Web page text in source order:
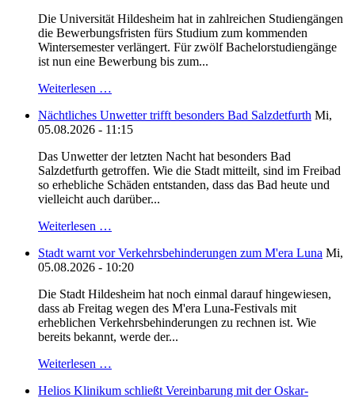
Die Universität Hildesheim hat in zahlreichen Studiengängen
die Bewerbungsfristen fürs Studium zum kommenden
Wintersemester verlängert. Für zwölf Bachelorstudiengänge
ist nun eine Bewerbung bis zum...
Weiterlesen …
Nächtliches Unwetter trifft besonders Bad Salzdetfurth Mi,
05.08.2026 - 11:15
Das Unwetter der letzten Nacht hat besonders Bad
Salzdetfurth getroffen. Wie die Stadt mitteilt, sind im Freibad
so erhebliche Schäden entstanden, dass das Bad heute und
vielleicht auch darüber...
Weiterlesen …
Stadt warnt vor Verkehrsbehinderungen zum M'era Luna Mi,
05.08.2026 - 10:20
Die Stadt Hildesheim hat noch einmal darauf hingewiesen,
dass ab Freitag wegen des M'era Luna-Festivals mit
erheblichen Verkehrsbehinderungen zu rechnen ist. Wie
bereits bekannt, werde der...
Weiterlesen …
Helios Klinikum schließt Vereinbarung mit der Oskar-